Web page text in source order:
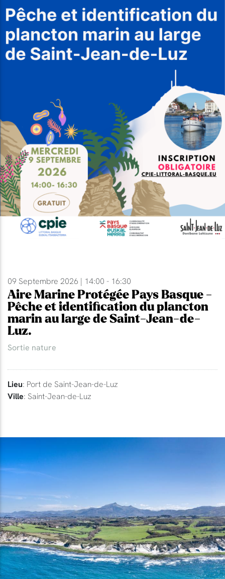
09 Septembre 2026 | 14:00 - 16:30
Aire Marine Protégée Pays Basque -
Pêche et identification du plancton
marin au large de Saint-Jean-de-
Luz.
Sortie nature
Lieu: Port de Saint-Jean-de-Luz
Ville: Saint-Jean-de-Luz